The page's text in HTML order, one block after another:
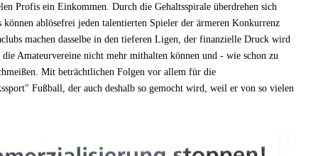
Profis ein Einkommen. Durch die Gehaltsspirale überdrehen sich
können ablösefrei jeden talentierten Spieler der ärmeren Konkurrenz
machen dasselbe in den tieferen Ligen, der finanzielle Druck wird
Amateurvereine nicht mehr mithalten können und - wie schon zu
Mit beträchtlichen Folgen vor allem für die
Fußball, der auch deshalb so gemocht wird, weil er von so vielen